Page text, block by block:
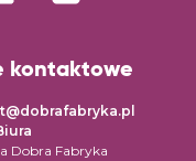
kontaktowe
Dobra Fabryka